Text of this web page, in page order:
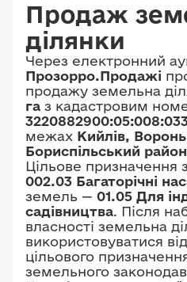
Продаж
ділянки
Через електронний
Прозорро.Продажі
продажу земельна
га з кадастровим
межах Кийлів,
Бориспільський
Цільове призначення
002.03 Багаторічні
земель — 01.05 Для
садівництва. Після
власності земельна
використовуватися
цільового
земельного